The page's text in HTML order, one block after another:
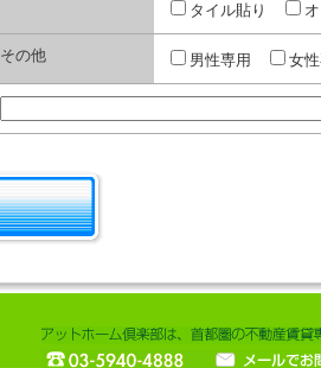
タイル貼り
その他 男性専用 女